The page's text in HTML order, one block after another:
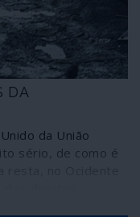
DA
da União
sério, de como é